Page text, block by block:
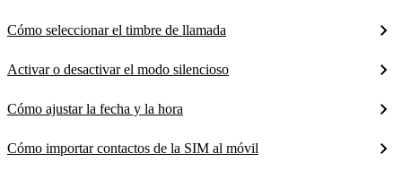
Cómo seleccionar el timbre de llamada
Activar o desactivar el modo silencioso
Cómo ajustar la fecha y la hora
Cómo importar contactos de la SIM al móvil